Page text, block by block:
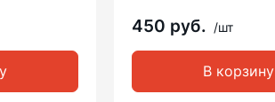
450 руб. /шт
В корзину